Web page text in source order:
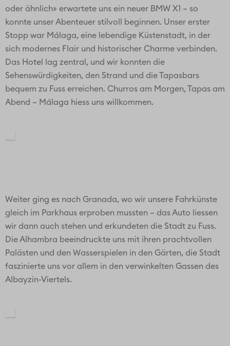
oder ähnlich» erwartete uns ein neuer BMW X1 – so
konnte unser Abenteuer stilvoll beginnen. Unser erster
Stopp war Málaga, eine lebendige Küstenstadt, in der
sich modernes Flair und historischer Charme verbinden.
Das Hotel lag zentral, und wir konnten die
Sehenswürdigkeiten, den Strand und die Tapasbars
bequem zu Fuss erreichen. Churros am Morgen, Tapas am
Abend – Málaga hiess uns willkommen.
Weiter ging es nach Granada, wo wir unsere Fahrkünste
gleich im Parkhaus erproben mussten – das Auto liessen
wir dann auch stehen und erkundeten die Stadt zu Fuss.
Die Alhambra beeindruckte uns mit ihren prachtvollen
Palästen und den Wasserspielen in den Gärten, die Stadt
faszinierte uns vor allem in den verwinkelten Gassen des
Albayzin-Viertels.